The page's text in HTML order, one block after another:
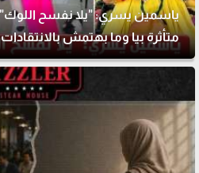
متأثرة بيا وما بهتمش بالانتقادات